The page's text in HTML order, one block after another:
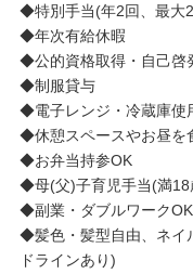
◆特別手当(年2回、最大
◆年次有給休暇
◆公的資格取得・自己啓
◆制服貸与
◆電子レンジ・冷蔵庫使
◆休憩スペースやお昼を
◆お弁当持参OK
◆母(父)子育児手当(満
◆副業・ダブルワーク
◆髪色・髪型自由、ネイ
ドラインあり)